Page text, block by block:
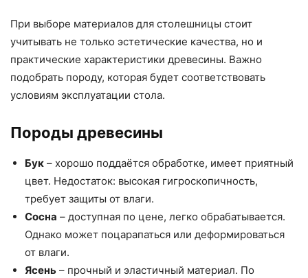
При выборе материалов для столешницы стоит
учитывать не только эстетические качества, но и
практические характеристики древесины. Важно
подобрать породу, которая будет соответствовать
условиям эксплуатации стола.
Породы древесины
Бук – хорошо поддаётся обработке, имеет приятный
цвет. Недостаток: высокая гигроскопичность,
требует защиты от влаги.
Сосна – доступная по цене, легко обрабатывается.
Однако может поцарапаться или деформироваться
от влаги.
Ясень – прочный и эластичный материал. По